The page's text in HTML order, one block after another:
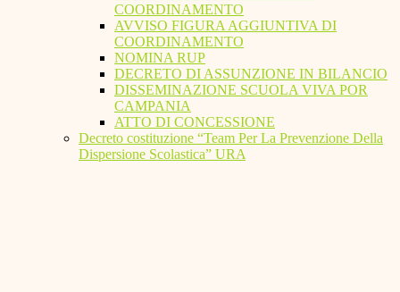
COORDINAMENTO
AVVISO FIGURA AGGIUNTIVA DI
COORDINAMENTO
NOMINA RUP
DECRETO DI ASSUNZIONE IN BILANCIO
DISSEMINAZIONE SCUOLA VIVA POR
CAMPANIA
ATTO DI CONCESSIONE
Decreto costituzione “Team Per La Prevenzione Della
Dispersione Scolastica” URA